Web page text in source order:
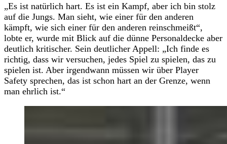
„Es ist natürlich hart. Es ist ein Kampf, aber ich bin stolz
auf die Jungs. Man sieht, wie einer für den anderen
kämpft, wie sich einer für den anderen reinschmeißt“,
lobte er, wurde mit Blick auf die dünne Personaldecke aber
deutlich kritischer. Sein deutlicher Appell: „Ich finde es
richtig, dass wir versuchen, jedes Spiel zu spielen, das zu
spielen ist. Aber irgendwann müssen wir über Player
Safety sprechen, das ist schon hart an der Grenze, wenn
man ehrlich ist.“